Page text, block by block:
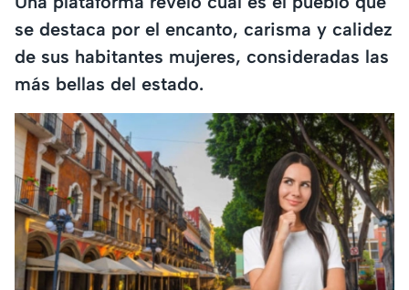
se destaca por el encanto, carisma y calidez
de sus habitantes mujeres, consideradas las
más bellas del estado.